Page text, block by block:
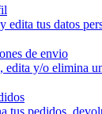
edita tus datos
de envio
edita y/o elimina
tus pedidos,